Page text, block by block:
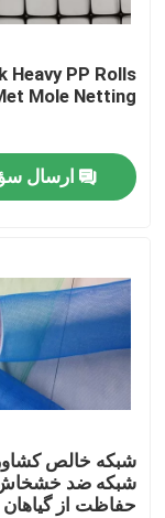
درباره ما
تور کارخانه
کنترل کیفیت
درخواست نقل
شبکه های
مشبک کشاورزی
Heavy PP Rolls
Mole Netting
ارسال
شبکه خالص
شبکه ضد
حفاظت از گیاهان